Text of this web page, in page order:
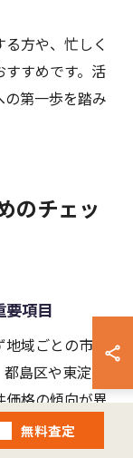
方や、忙しく
すめです。活
第一歩を踏み
要項目
域ごとの市場
島区や東淀川
価格の傾向が異
よっても相場
無料査定